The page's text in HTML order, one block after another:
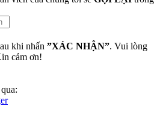
khi nhấn ”XÁC NHẬN”. Vui lòng
cảm ơn!